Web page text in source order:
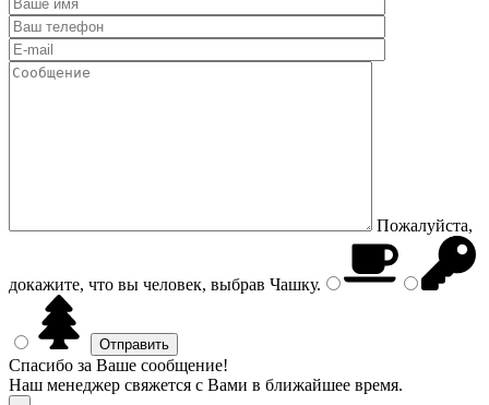
Пожалуйста,
докажите, что вы человек, выбрав Чашку.
Спасибо за Ваше сообщение!
Наш менеджер свяжется с Вами в ближайшее время.